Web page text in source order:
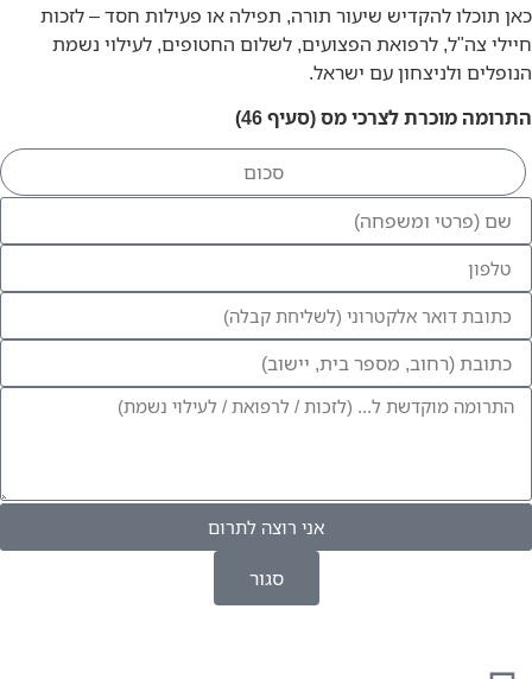
כאן תוכלו להקדיש שיעור תורה, תפילה או פעילות חסד – לזכות
חיילי צה"ל, לרפואת הפצועים, לשלום החטופים, לעילוי נשמת
הנופלים ולניצחון עם ישראל.
התרומה מוכרת לצרכי מס (סעיף 46)
אני רוצה לתרום
סגור